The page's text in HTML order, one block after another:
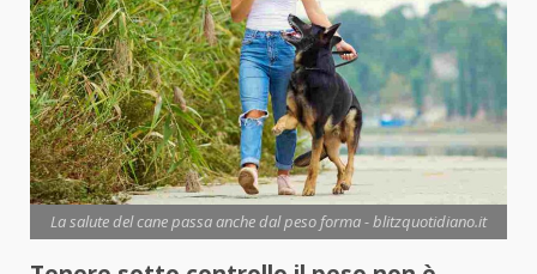
La salute del cane passa anche dal peso forma - blitzquotidiano.it